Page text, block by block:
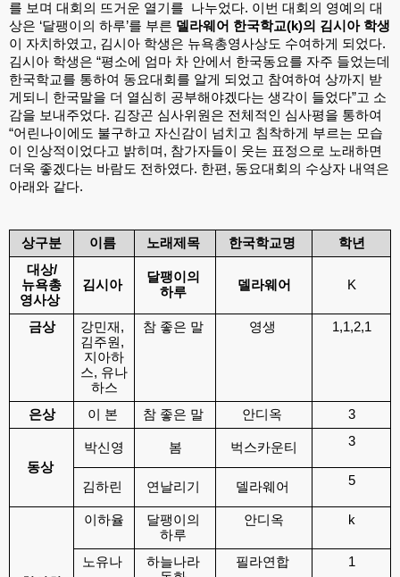
를 보며 대회의 뜨거운 열기를  나누었다. 이번 대회의 영예의 대
상은 ‘달팽이의 하루’를 부른 델라웨어 한국학교(k)의 김시아 학생
이 자치하였고, 김시아 학생은 뉴욕총영사상도 수여하게 되었다.
김시아 학생은 “평소에 엄마 차 안에서 한국동요를 자주 들었는데
한국학교를 통하여 동요대회를 알게 되었고 참여하여 상까지 받
게되니 한국말을 더 열심히 공부해야겠다는 생각이 들었다”고 소
감을 보내주었다. 김장곤 심사위원은 전체적인 심사평을 통하여
“어린나이에도 불구하고 자신감이 넘치고 침착하게 부르는 모습
이 인상적이었다고 밝히며, 참가자들이 웃는 표정으로 노래하면
더욱 좋겠다는 바람도 전하였다. 한편, 동요대회의 수상자 내역은
아래와 같다.
상구분 이름 노래제목 한국학교명
학년
대상/
뉴욕총
영사상
김시아
달팽이의
하루
델라웨어 K
금상
강민재,
김주원,
지아하
스, 유나
하스
참 좋은 말 영생 1,1,2,1
은상 이 본 참 좋은 말 안디옥 3
동상
박신영 봄 벅스카운티 3
김하린 연날리기 델라웨어 5
이하율
달팽이의
하루
안디옥 k
노유나
하늘나라
필라연합 1